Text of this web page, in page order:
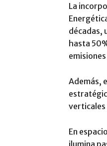
La
décadas,
hasta
Además,
verticales
En
ilumina